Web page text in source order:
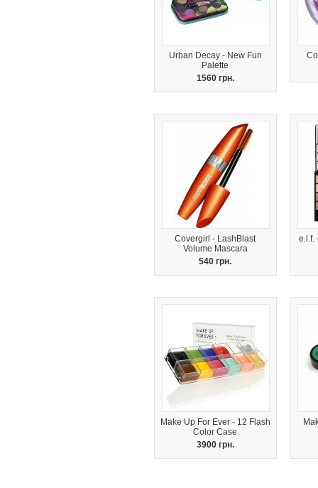
Urban Decay - New Fun
Palette
1560 грн.
Covergirl - LashBlast
Volume Mascara
540 грн.
e.l.f.
Make Up For Ever - 12 Flash
Color Case
3900 грн.